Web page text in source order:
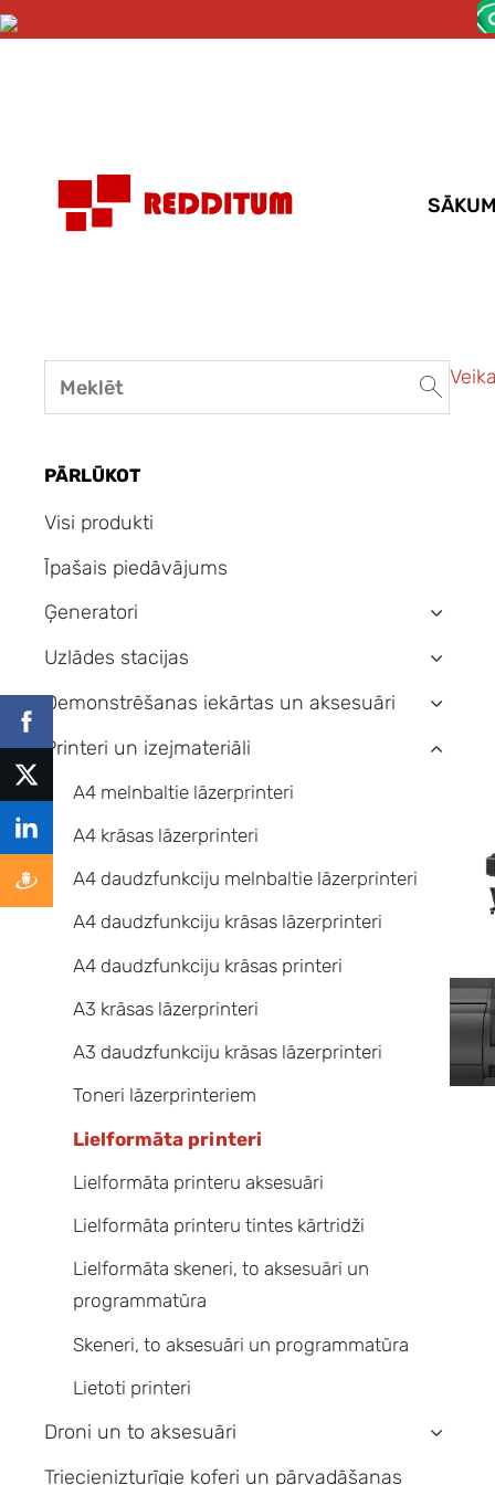
PĀRLŪKOT
Visi produkti
Īpašais piedāvājums
Ģeneratori
›
Uzlādes stacijas ›
Demonstrēšanas iekārtas un aksesuāri ›
Printeri un izejmateriāli
A4 melnbaltie lāzerprinteri
A4 krāsas lāzerprinteri
A4 daudzfunkciju melnbaltie lāzerprinteri
A4 daudzfunkciju krāsas lāzerprinteri
A4 daudzfunkciju krāsas printeri
A3 krāsas lāzerprinteri
A3 daudzfunkciju krāsas lāzerprinteri
Toneri lāzerprinteriem
Lielformāta printeri
Lielformāta printeru aksesuāri
Lielformāta printeru tintes kārtridži
Lielformāta skeneri, to aksesuāri un
programmatūra
Skeneri, to aksesuāri un programmatūra
Lietoti printeri
›
Droni un to aksesuāri ›
Triecienizturīgie koferi un pārvadāšanas